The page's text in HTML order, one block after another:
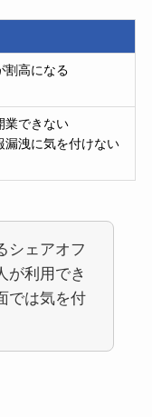
割高になる
業できない
漏洩に気を付けない
シェアオフ
が利用でき
では気を付